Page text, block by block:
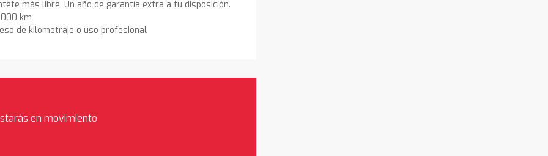
más libre. Un año de garantía extra a tu disposición.
km
de kilometraje o uso profesional
en movimiento